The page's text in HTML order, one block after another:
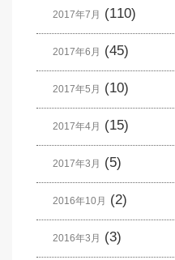
2017年7月 (110)
2017年6月 (45)
2017年5月 (10)
2017年4月 (15)
2017年3月 (5)
2016年10月 (2)
2016年3月 (3)